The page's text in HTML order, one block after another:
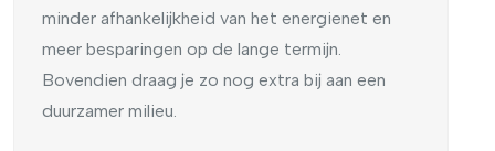
minder afhankelijkheid van het energienet en
meer besparingen op de lange termijn.
Bovendien draag je zo nog extra bij aan een
duurzamer milieu.